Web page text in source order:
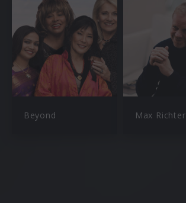
Beyond Max Richter